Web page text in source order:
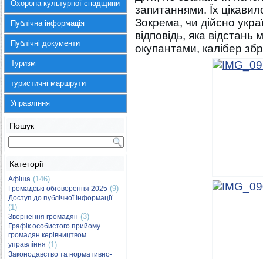
Охорона культурної спадщини
Публічна інформація
Публічні документи
Туризм
туристичні маршрути
Управління
Пошук
Категорії
Афіша (146)
Громадські обговорення 2025 (9)
Доступ до публічної інформації
(1)
Звернення громадян (3)
Графік особистого прийому
громадян керівництвом
управління (1)
Законодавство та нормативно-
запитаннями. Їх
Зокрема, чи дійсно
відповідь, яка відстань
окупантами, калібер